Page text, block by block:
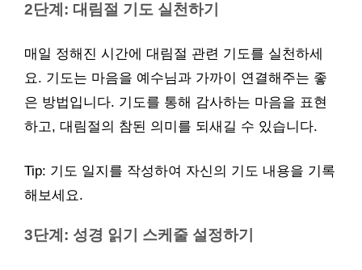
2단계: 대림절 기도 실천하기
매일 정해진 시간에 대림절 관련 기도를 실천하세
요. 기도는 마음을 예수님과 가까이 연결해주는 좋
은 방법입니다. 기도를 통해 감사하는 마음을 표현
하고, 대림절의 참된 의미를 되새길 수 있습니다.
Tip: 기도 일지를 작성하여 자신의 기도 내용을 기록
해보세요.
3단계: 성경 읽기 스케줄 설정하기